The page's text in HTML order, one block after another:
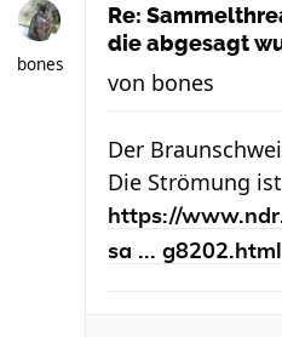
bones
Re:
die abgesagt
von bones
Der
Die Strömung
https://
sa ... g8202.html